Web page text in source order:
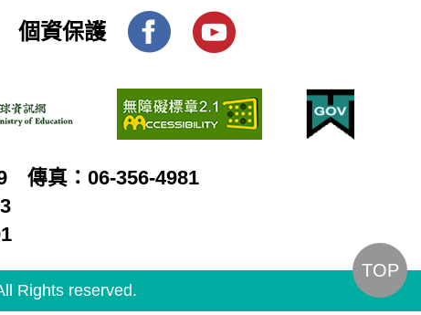
個資保護
傳真：06-356-4981
Rights reserved.
TOP